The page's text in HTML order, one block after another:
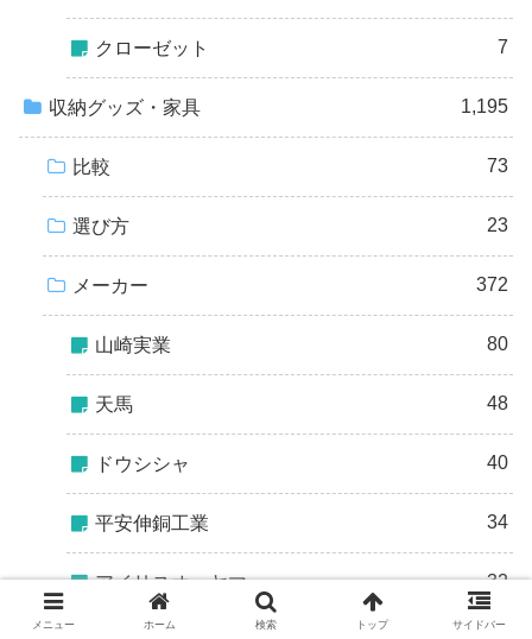
クローゼット 7
収納グッズ・家具 1,195
比較 73
選び方 23
メーカー 372
山崎実業 80
天馬 48
ドウシシャ 40
平安伸銅工業 34
アイリスオーヤマ 32
メニュー ホーム 検索 トップ サイドバー